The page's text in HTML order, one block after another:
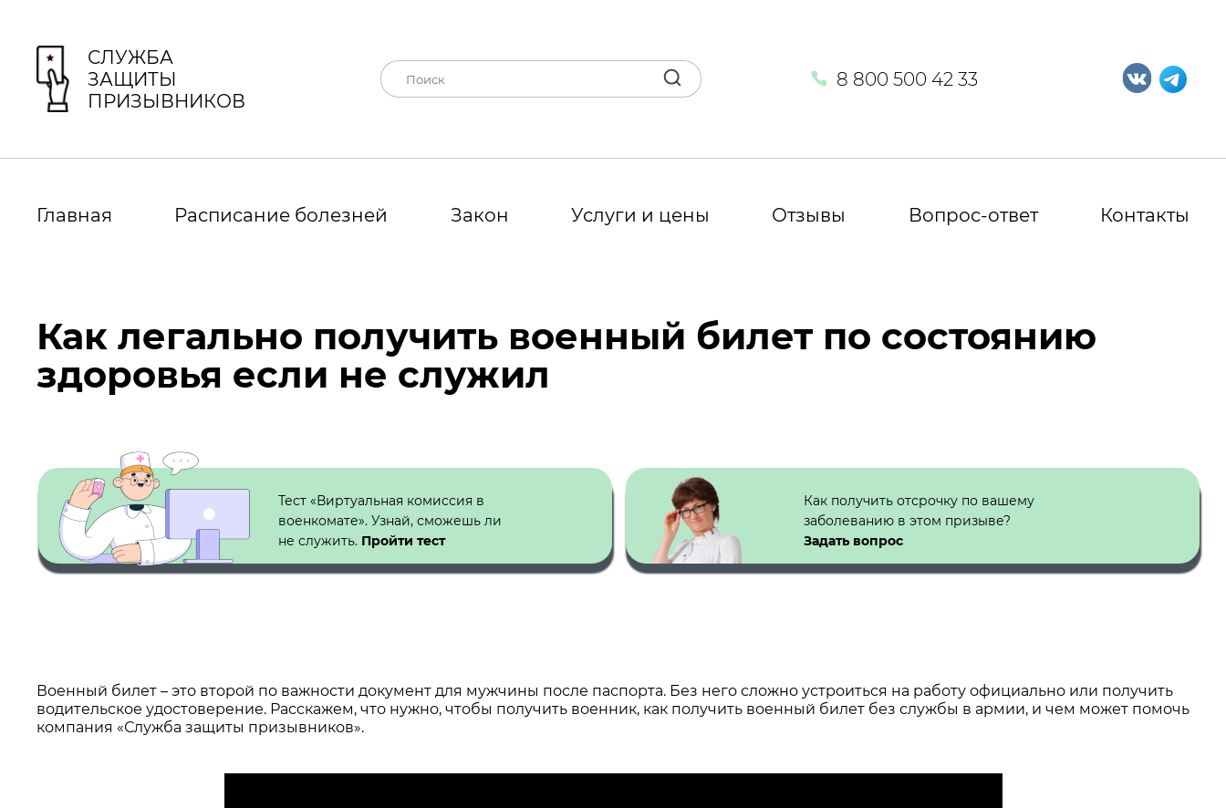
СЛУЖБА
ЗАЩИТЫ
ПРИЗЫВНИКОВ
8 800 500 42 33
Главная Расписание болезней Закон Услуги и цены Отзывы Вопрос-ответ Контакты
Как легально получить военный билет по состоянию
здоровья если не служил
Кнопка №1
Тест «Виртуальная комиссия в
военкомате». Узнай, сможешь ли
не служить. Пройти тест
Как получить отсрочку по вашему
заболеванию в этом призыве?
Задать вопрос
Военный билет – это второй по важности документ для мужчины после паспорта. Без него сложно устроиться на работу официально или получить
водительское удостоверение. Расскажем, что нужно, чтобы получить военник, как получить военный билет без службы в армии, и чем может помочь
компания «Служба защиты призывников».